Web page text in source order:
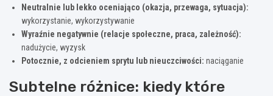
Neutralnie lub lekko oceniająco (okazja, przewaga, sytuacja):
wykorzystanie, wykorzystywanie
Wyraźnie negatywnie (relacje społeczne, praca, zależność):
nadużycie, wyzysk
Potocznie, z odcieniem sprytu lub nieuczciwości: naciąganie
Subtelne różnice: kiedy które